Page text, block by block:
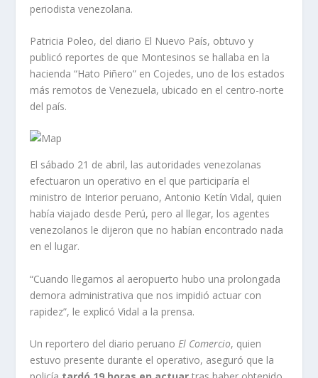
periodista venezolana.
Patricia Poleo, del diario El Nuevo País, obtuvo y
publicó reportes de que Montesinos se hallaba en la
hacienda “Hato Piñero” en Cojedes, uno de los estados
más remotos de Venezuela, ubicado en el centro-norte
del país.
El sábado 21 de abril, las autoridades venezolanas
efectuaron un operativo en el que participaría el
ministro de Interior peruano, Antonio Ketín Vidal, quien
había viajado desde Perú, pero al llegar, los agentes
venezolanos le dijeron que no habían encontrado nada
en el lugar.
“Cuando llegamos al aeropuerto hubo una prolongada
demora administrativa que nos impidió actuar con
rapidez”, le explicó Vidal a la prensa.
Un reportero del diario peruanoEl Comercio, quien
estuvo presente durante el operativo, aseguró que la